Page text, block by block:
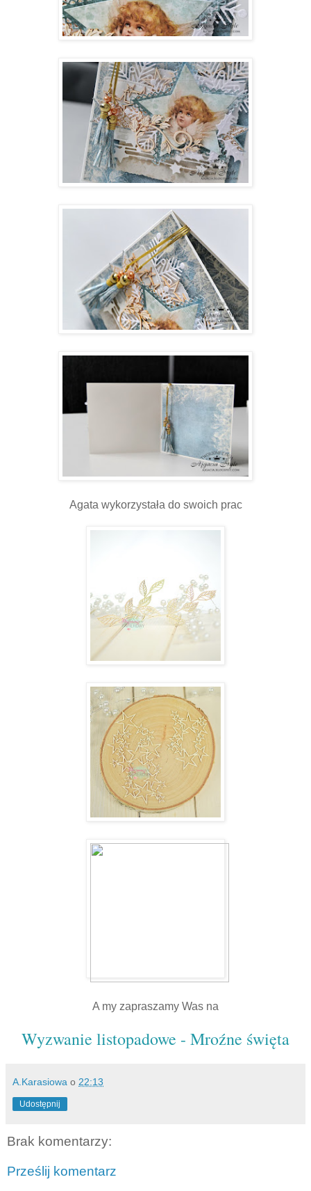
Agata wykorzystała do swoich prac
A my zapraszamy Was na
Wyzwanie listopadowe - Mroźne święta
A.Karasiowa o 22:13
Udostępnij
Brak komentarzy:
Prześlij komentarz